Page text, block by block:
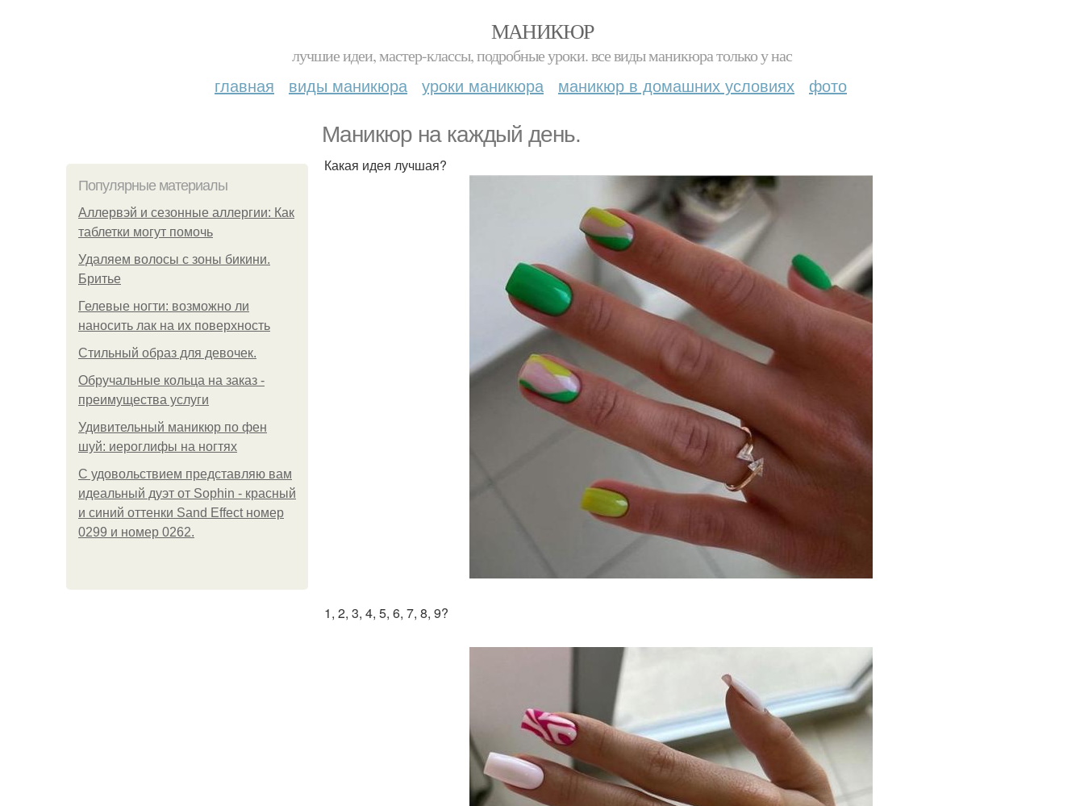
МАНИКЮР
лучшие идеи, мастер-классы, подробные уроки. все виды маникюра только у нас
главная виды маникюра уроки маникюра маникюр в домашних условиях фото
Маникюр на каждый день.
Популярные материалы
Аллервэй и сезонные аллергии: Как
таблетки могут помочь
Удаляем волосы с зоны бикини.
Бритье
Гелевые ногти: возможно ли
наносить лак на их поверхность
Стильный образ для девочек.
Обручальные кольца на заказ -
преимущества услуги
Удивительный маникюр по фен
шуй: иероглифы на ногтях
С удовольствием представляю вам
идеальный дуэт от Sophin - красный
и синий оттенки Sand Effect номер
0299 и номер 0262.
Какая идея лучшая?
1, 2, 3, 4, 5, 6, 7, 8, 9?